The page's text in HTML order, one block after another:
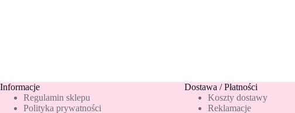
Informacje
Regulamin sklepu
Polityka prywatności
Dostawa / Płatności
Koszty dostawy
Reklamacje